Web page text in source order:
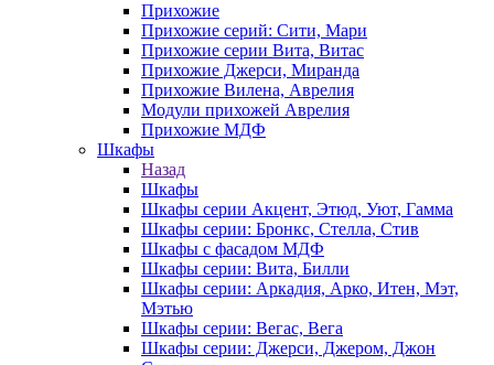
Прихожие
Прихожие серий: Сити, Мари
Прихожие серии Вита, Витас
Прихожие Джерси, Миранда
Прихожие Вилена, Аврелия
Модули прихожей Аврелия
Прихожие МДФ
Шкафы
Назад
Шкафы
Шкафы серии Акцент, Этюд, Уют, Гамма
Шкафы серии: Бронкс, Стелла, Стив
Шкафы с фасадом МДФ
Шкафы серии: Вита, Билли
Шкафы серии: Аркадия, Арко, Итен, Мэт,
Мэтью
Шкафы серии: Вегас, Вега
Шкафы серии: Джерси, Джером, Джон